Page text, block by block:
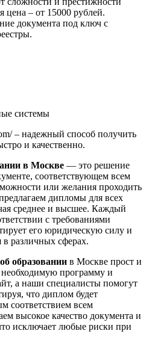
цена – от 15000 рублей.
документа под ключ с
системы
– надежный способ получить
и качественно.
в Москве — это решение
соответствующем всем
или желания проходить
дипломы для всех
среднее и высшее. Каждый
с требованиями
его юридическую силу и
в различных сферах.
образовании в Москве прост и
программу и
а наши специалисты помогут
что диплом будет
соответствием всем
высокое качество документа и
исключает любые риски при